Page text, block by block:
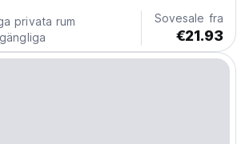
walk), Parque las Palapas...
privata rum
Sovesale fra
€21.93